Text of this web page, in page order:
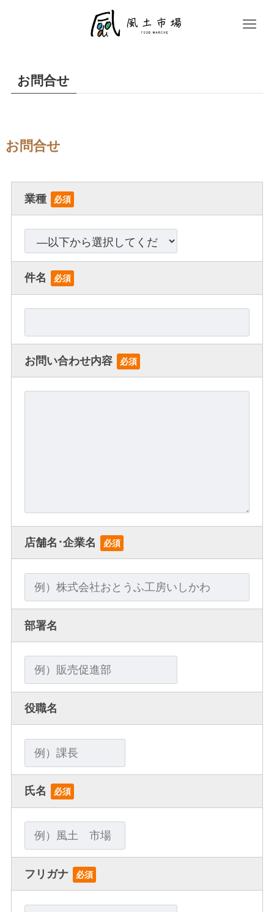
お問合せ
お問合せ
業種 必須
件名 必須
お問い合わせ内容 必須
店舗名･企業名 必須
部署名
役職名
氏名 必須
フリガナ 必須